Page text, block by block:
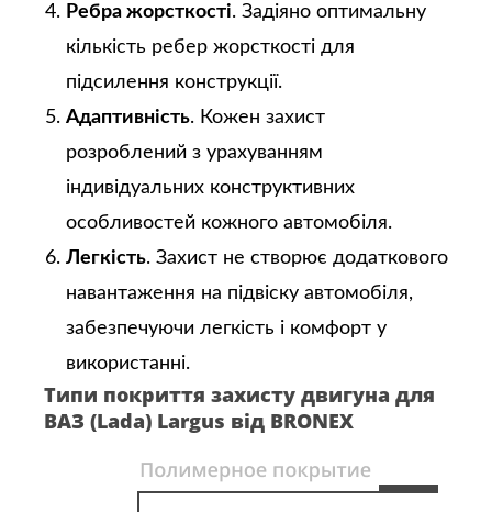
Ребра жорсткості. Задіяно оптимальну
кількість ребер жорсткості для
підсилення конструкції.
Адаптивність. Кожен захист
розроблений з урахуванням
індивідуальних конструктивних
особливостей кожного автомобіля.
Легкість. Захист не створює додаткового
навантаження на підвіску автомобіля,
забезпечуючи легкість і комфорт у
використанні.
Типи покриття захисту двигуна для
ВАЗ (Lada) Largus від BRONEX